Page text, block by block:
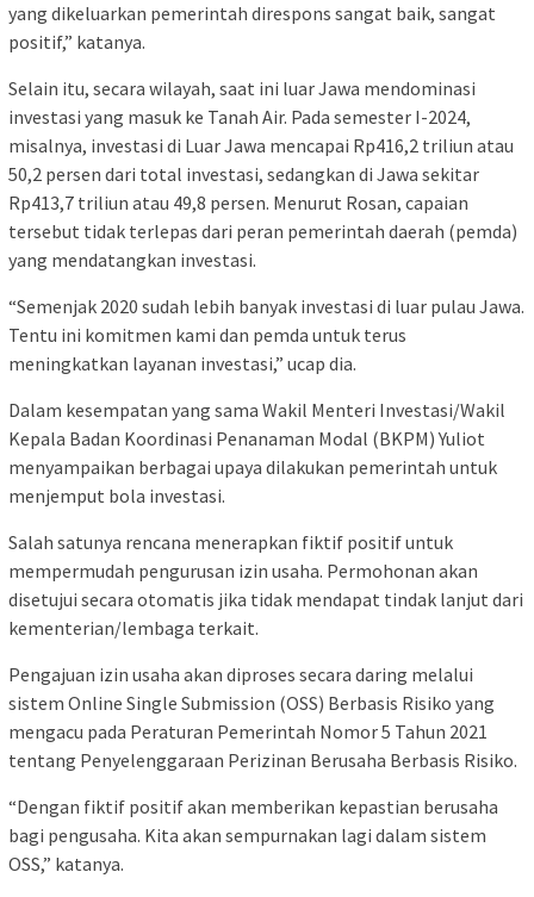
yang dikeluarkan pemerintah direspons sangat baik, sangat
positif,” katanya.
Selain itu, secara wilayah, saat ini luar Jawa mendominasi
investasi yang masuk ke Tanah Air. Pada semester I-2024,
misalnya, investasi di Luar Jawa mencapai Rp416,2 triliun atau
50,2 persen dari total investasi, sedangkan di Jawa sekitar
Rp413,7 triliun atau 49,8 persen. Menurut Rosan, capaian
tersebut tidak terlepas dari peran pemerintah daerah (pemda)
yang mendatangkan investasi.
“Semenjak 2020 sudah lebih banyak investasi di luar pulau Jawa.
Tentu ini komitmen kami dan pemda untuk terus
meningkatkan layanan investasi,” ucap dia.
Dalam kesempatan yang sama Wakil Menteri Investasi/Wakil
Kepala Badan Koordinasi Penanaman Modal (BKPM) Yuliot
menyampaikan berbagai upaya dilakukan pemerintah untuk
menjemput bola investasi.
Salah satunya rencana menerapkan fiktif positif untuk
mempermudah pengurusan izin usaha. Permohonan akan
disetujui secara otomatis jika tidak mendapat tindak lanjut dari
kementerian/lembaga terkait.
Pengajuan izin usaha akan diproses secara daring melalui
sistem Online Single Submission (OSS) Berbasis Risiko yang
mengacu pada Peraturan Pemerintah Nomor 5 Tahun 2021
tentang Penyelenggaraan Perizinan Berusaha Berbasis Risiko.
“Dengan fiktif positif akan memberikan kepastian berusaha
bagi pengusaha. Kita akan sempurnakan lagi dalam sistem
OSS,” katanya.